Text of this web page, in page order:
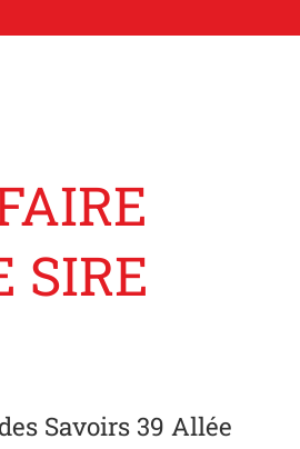
SIRE
Savoirs 39 Allée